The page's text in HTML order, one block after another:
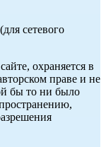
сетевого
охраняется в
праве и не
бы то ни было